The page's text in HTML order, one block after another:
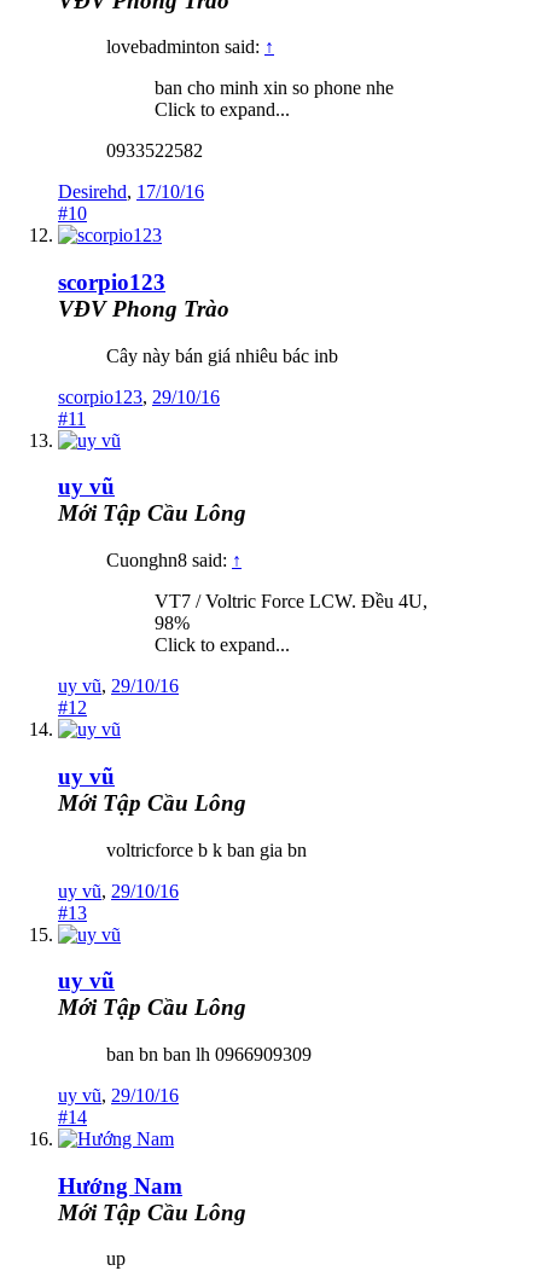
lovebadminton said: ↑
ban cho minh xin so phone nhe
Click to expand...
0933522582
Desirehd, 17/10/16
#10
scorpio123
VĐV Phong Trào
Cây này bán giá nhiêu bác inb
scorpio123, 29/10/16
#11
uy vũ
Mới Tập Cầu Lông
Cuonghn8 said: ↑
VT7 / Voltric Force LCW. Đều 4U,
98%
Click to expand...
uy vũ, 29/10/16
#12
uy vũ
Mới Tập Cầu Lông
voltricforce b k ban gia bn
uy vũ, 29/10/16
#13
uy vũ
Mới Tập Cầu Lông
ban bn ban lh 0966909309
uy vũ, 29/10/16
#14
Hướng Nam
Mới Tập Cầu Lông
up